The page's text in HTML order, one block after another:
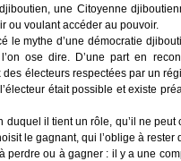
une Citoyenne
ou voulant accéder au pouvoir.
le mythe d’une démocratie
ose dire. D’une part en
électeurs respectées par un
était possible et existe
il tient un rôle, qu’il ne peut
le gagnant, qui l’oblige à rester
perdre ou à gagner : il y a une